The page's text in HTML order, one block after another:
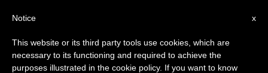
x
Notice
This website or its third party tools use cookies, which are
necessary to its functioning and required to achieve the
purposes illustrated in the cookie policy. If you want to know